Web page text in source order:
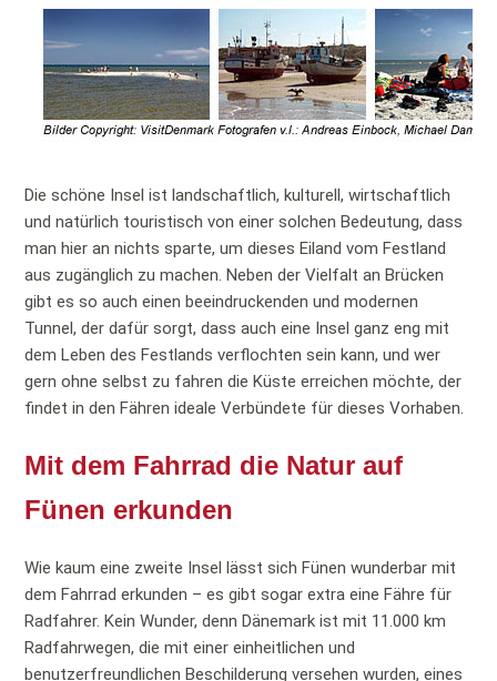
Die schöne Insel ist landschaftlich, kulturell, wirtschaftlich
und natürlich touristisch von einer solchen Bedeutung, dass
man hier an nichts sparte, um dieses Eiland vom Festland
aus zugänglich zu machen. Neben der Vielfalt an Brücken
gibt es so auch einen beeindruckenden und modernen
Tunnel, der dafür sorgt, dass auch eine Insel ganz eng mit
dem Leben des Festlands verflochten sein kann, und wer
gern ohne selbst zu fahren die Küste erreichen möchte, der
findet in den Fähren ideale Verbündete für dieses Vorhaben.
Mit dem Fahrrad die Natur auf
Fünen erkunden
Wie kaum eine zweite Insel lässt sich Fünen wunderbar mit
dem Fahrrad erkunden – es gibt sogar extra eine Fähre für
Radfahrer. Kein Wunder, denn Dänemark ist mit 11.000 km
Radfahrwegen, die mit einer einheitlichen und
benutzerfreundlichen Beschilderung versehen wurden, eines